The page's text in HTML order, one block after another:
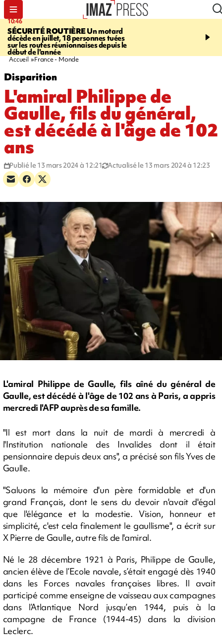
10:46
SÉCURITÉ ROUTIÈREUn motard
décède en juillet, 18 personnes tuées
sur les routes réunionnaises depuis le
début de l'année
13:49
mineurs - un courrier
Accueil France - Monde
Disparition
L'amiral Philippe de
Gaulle, fils du général,
est décédé à l'âge de 102
ans
Publié le 13 mars 2024 à 12:21 Actualisé le 13 mars 2024 à 12:23
L'amiral Philippe de Gaulle, fils aîné du général de
Gaulle, est décédé à l'âge de 102 ans à Paris, a appris
mercredi l'AFP auprès de sa famille.
"Il est mort dans la nuit de mardi à mercredi à
l'Institution nationale des Invalides dont il était
pensionnaire depuis deux ans", a précisé son fils Yves de
Gaulle.
"Saluons la mémoire d'un père formidable et d'un
grand Français, dont le sens du devoir n'avait d'égal
que l'élégance et la modestie. Vision, honneur et
simplicité, c'est cela finalement le gaullisme", a écrit sur
X Pierre de Gaulle, autre fils de l'amiral.
Né le 28 décembre 1921 à Paris, Philippe de Gaulle,
ancien élève de l’Ecole navale, s’était engagé dès 1940
dans les Forces navales françaises libres. Il avait
participé comme enseigne de vaisseau aux campagnes
dans l’Atlantique Nord jusqu’en 1944, puis à la
campagne de France (1944-45) dans la division
Leclerc.